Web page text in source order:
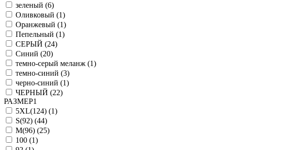
зеленый (6)
Оливковый (1)
Оранжевый (1)
Пепельный (1)
СЕРЫЙ (24)
Синий (20)
темно-серый меланж (1)
темно-синий (3)
черно-синий (1)
ЧЕРНЫЙ (22)
РАЗМЕР1
5XL(124) (1)
S(92) (44)
M(96) (25)
100 (1)